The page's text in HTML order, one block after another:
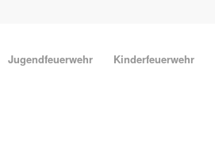
Jugendfeuerwehr Kinderfeuerwehr